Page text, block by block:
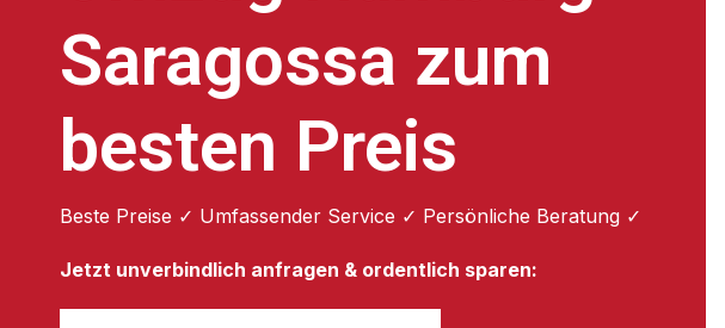
Saragossa zum
besten Preis
Beste Preise ✓ Umfassender Service ✓ Persönliche Beratung ✓
Jetzt unverbindlich anfragen & ordentlich sparen: